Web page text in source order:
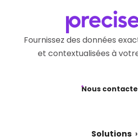
Fournissez des données
et contextualisées à
Nous
Solutions